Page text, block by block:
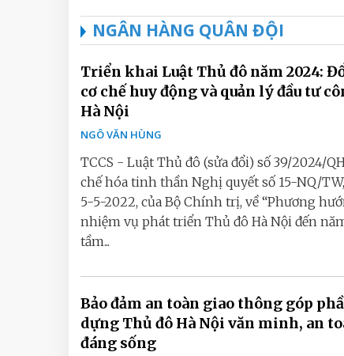
NGÂN HÀNG QUÂN ĐỘI
Triển khai Luật Thủ đô năm 2024:
cơ chế huy động và quản lý đầu tư
Hà Nội
NGÔ VĂN HÙNG
TCCS - Luật Thủ đô (sửa đổi) số 39/2024/
chế hóa tinh thần Nghị quyết số 15-NQ/
5-5-2022, của Bộ Chính trị, về “Phương
nhiệm vụ phát triển Thủ đô Hà Nội đến
tầm...
Bảo đảm an toàn giao thông góp
dựng Thủ đô Hà Nội văn minh, an
đáng sống